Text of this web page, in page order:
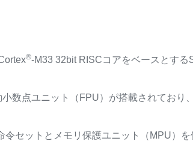
®-M33 32bit RISCコアをベースとす
数点ユニット（FPU）が搭載されており
セットとメモリ保護ユニット（MPU）